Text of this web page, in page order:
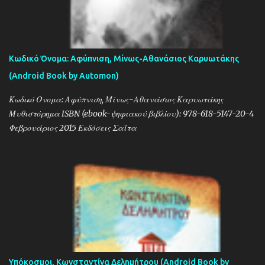
Κωδικό Όνομα: Αφύπνιση, Μίνως-Αθανάσιος Καρυωτάκης
(Android Book by Automon)
Κωδικό Όνομα: Αφύπνιση, Μίνως-Αθανάσιος Καρυωτάκης
Μυθιστόρημα ISBN (ebook-ψηφιακού βιβλίου): 978-618-5147-20-4
Φεβρουάριος 2015 Εκδόσεις Σαΐτα
Υπόκοσμοι, Κωνσταντίνα Δελημήτρου (Android Book by